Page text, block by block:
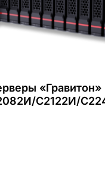
«Гравитон»
С2122И/